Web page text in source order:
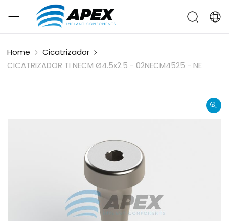
Home
Cicatrizador
CICATRIZADOR TI NECM Ø4.5x2.5 - 02NECM4525 - NE